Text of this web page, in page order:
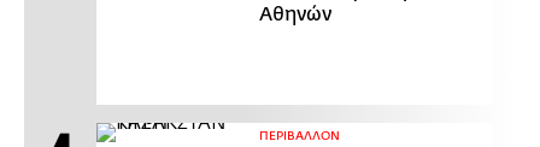
Αθηνών
ΠΕΡΙΒΑΛΛΟΝ